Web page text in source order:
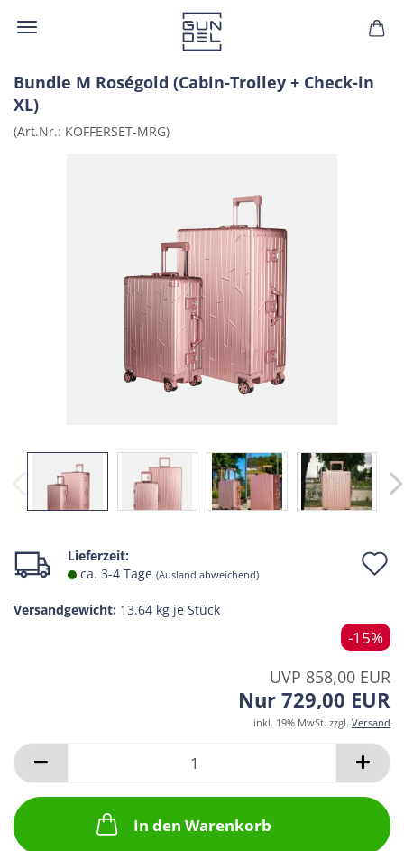
Bund­le M Roségold (Cabin-​Trolley + Check-​in
XL)
(Art.Nr.: KOFFERSET-​MRG)
Lieferzeit:
ca. 3-4 Tage (Ausland abweichend)
Versandgewicht: 13.64 kg je Stück
-15%
UVP 858,00 EUR
Nur 729,00 EUR
inkl. 19% MwSt. zzgl. Versand
In den Warenkorb